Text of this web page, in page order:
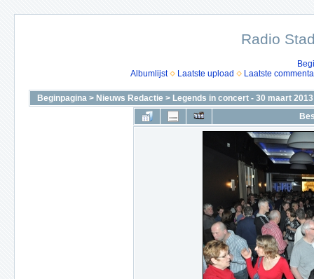
Radio
Albumlijst
Laatste upload Laatste
Beginpagina > Nieuws Redactie > Legends in concert - 30 maart 2013